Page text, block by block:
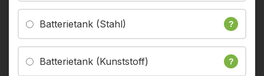
Batterietank (Stahl) ?
Batterietank (Kunststoff) ?